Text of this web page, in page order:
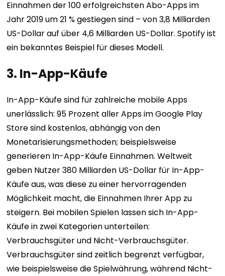
Einnahmen der 100 erfolgreichsten Abo-Apps im
Jahr 2019 um 21 % gestiegen sind – von 3,8 Milliarden
US-Dollar auf über 4,6 Milliarden US-Dollar. Spotify ist
ein bekanntes Beispiel für dieses Modell.
3. In-App-Käufe
In-App-Käufe sind für zahlreiche mobile Apps
unerlässlich: 95 Prozent aller Apps im Google Play
Store sind kostenlos, abhängig von den
Monetarisierungsmethoden; beispielsweise
generieren In-App-Käufe Einnahmen. Weltweit
geben Nutzer 380 Milliarden US-Dollar für In-App-
Käufe aus, was diese zu einer hervorragenden
Möglichkeit macht, die Einnahmen Ihrer App zu
steigern. Bei mobilen Spielen lassen sich In-App-
Käufe in zwei Kategorien unterteilen:
Verbrauchsgüter und Nicht-Verbrauchsgüter.
Verbrauchsgüter sind zeitlich begrenzt verfügbar,
wie beispielsweise die Spielwährung, während Nicht-